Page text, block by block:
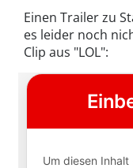
Einen Trailer zu
es leider noch
Clip aus "LOL":